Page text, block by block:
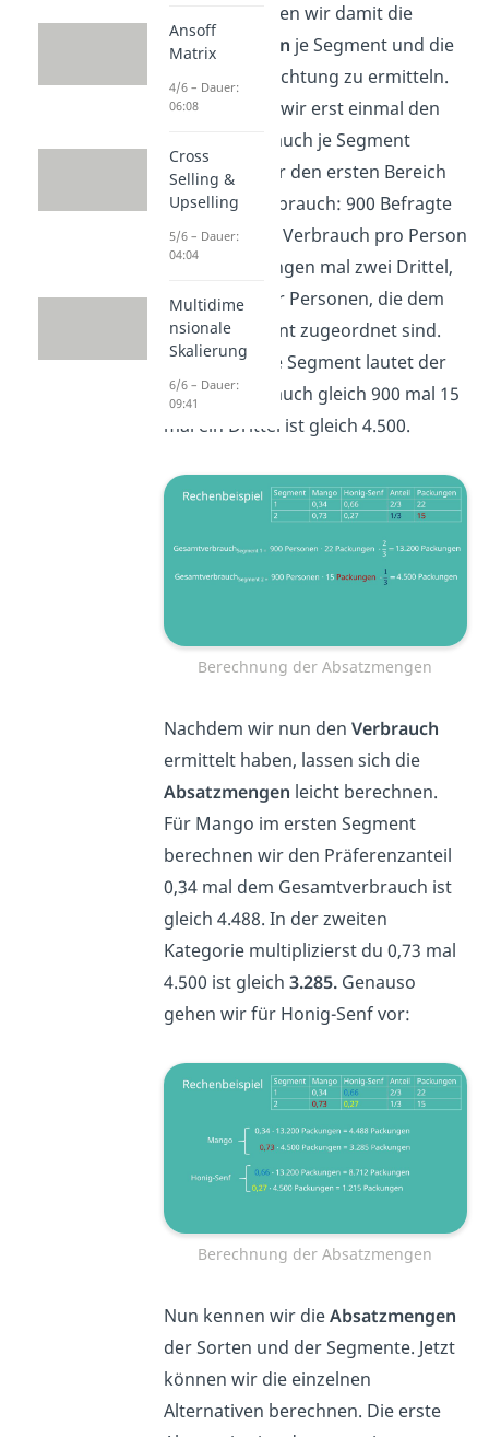
Zuerst beginnen wir damit die
Absatzmengen je Segment und die
Geschmacksrichtung zu ermitteln.
Dazu müssen wir erst einmal den
Gesamtverbrauch je Segment
errechnen. Für den ersten Bereich
lautet der Verbrauch: 900 Befragte
Personen mal Verbrauch pro Person
von 22 Packungen mal zwei Drittel,
dem Anteil der Personen, die dem
ersten Segment zugeordnet sind.
Für das zweite Segment lautet der
Gesamtverbrauch gleich 900 mal 15
mal ein Drittel ist gleich 4.500.
Berechnung der Absatzmengen
Nachdem wir nun den Verbrauch
ermittelt haben, lassen sich die
Absatzmengen leicht berechnen.
Für Mango im ersten Segment
berechnen wir den Präferenzanteil
0,34 mal dem Gesamtverbrauch ist
gleich 4.488. In der zweiten
Kategorie multiplizierst du 0,73 mal
4.500 ist gleich 3.285.Genauso
gehen wir für Honig-Senf vor:
Berechnung der Absatzmengen
Nun kennen wir dieAbsatzmengen
der Sorten und der Segmente. Jetzt
können wir die einzelnen
Alternativen berechnen. Die erste
Ansoff
Matrix
4/6 – Dauer:
06:08
Cross
Selling &
Upselling
5/6 – Dauer:
04:04
Multidime
nsionale
Skalierung
6/6 – Dauer:
09:41